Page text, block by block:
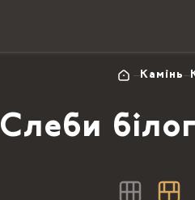
Камінь
Слеби